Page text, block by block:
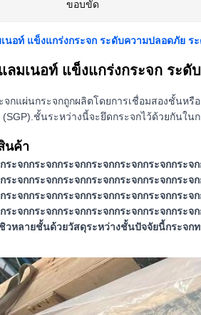
ขอบขัด
นอท์ แข็งแกร่งกระจก ระดับความปลอดภัย ร
ลมเนอท์ แข็งแกร่งกระจก ระดั
จกแผ่นกระจกถูกผลิตโดยการเชื่อมสองชั้นหรื
(SGP).ชั้นระหว่างนี้จะยึดกระจกไว้ด้วยกันใ
นค้า
ระจกกระจกกระจกกระจกกระจกกระจกกระ
ระจกกระจกกระจกกระจกกระจกกระจกกระ
ระจกกระจกกระจกกระจกกระจกกระจกกระ
ระจกกระจกกระจกกระจกกระจกกระจกกระ
วหลายชั้นด้วยวัสดุระหว่างชั้นปัจจัยนี้กระจก